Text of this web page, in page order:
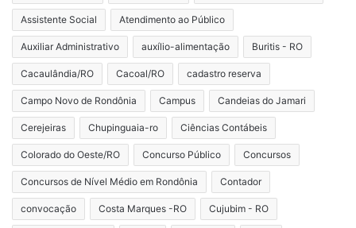
Assistente Social Atendimento ao Público
Auxiliar Administrativo auxílio-alimentação Buritis - RO
Cacaulândia/RO Cacoal/RO cadastro reserva
Campo Novo de Rondônia Campus Candeias do Jamari
Cerejeiras Chupinguaia-ro Ciências Contábeis
Colorado do Oeste/RO Concurso Público Concursos
Concursos de Nível Médio em Rondônia Contador
convocação Costa Marques -RO Cujubim - RO